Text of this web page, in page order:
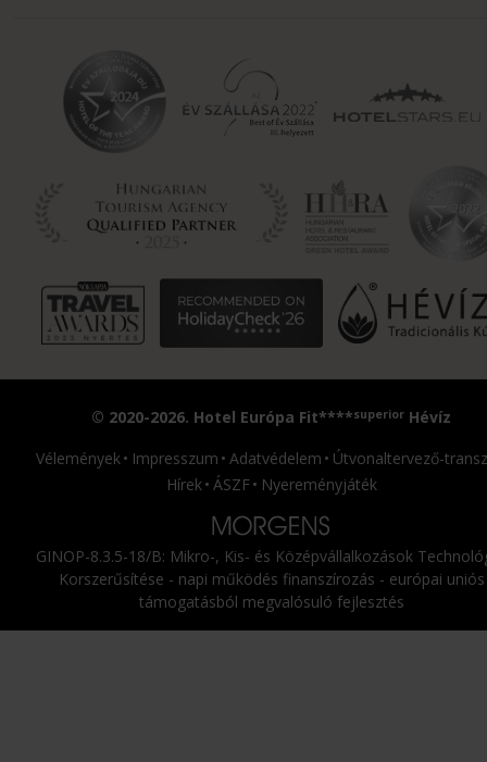
© 2020-2026. Hotel Európa Fit****superior Hévíz
Vélemények
Impresszum Adatvédelem
Útvonaltervező-
Hírek ÁSZF Nyereményjáték
GINOP-8.3.5-18/B: Mikro-, Kis- és Középvállalkozások
Korszerűsítése - napi működés finanszírozás - európai uniós
támogatásból megvalósuló fejlesztés